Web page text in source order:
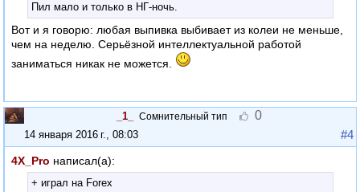
Пил мало и только в НГ-ночь.
Вот и я говорю: любая выпивка выбивает из колеи не меньше,
чем на неделю. Серьёзной интеллектуальной работой
заниматься никак не можется.
_1_ Сомнительный тип 0
14 января 2016 г., 08:03 #4
4X_Pro написал(а):
+ играл на Forex